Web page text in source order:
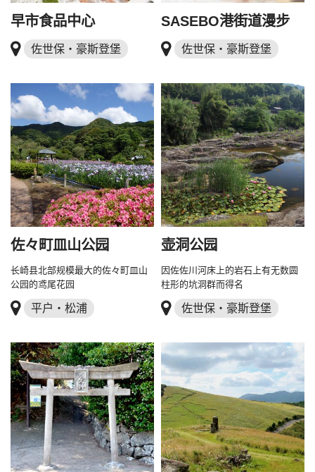
早市食品中心
佐世保・豪斯登堡
SASEBO港街道漫步
佐世保・豪斯登堡
佐々町皿山公园
长崎县北部规模最大的佐々町皿山
公园的鸢尾花园
平户・松浦
壶洞公园
因佐佐川河床上的岩石上有无数圆
柱形的坑洞群而得名
佐世保・豪斯登堡